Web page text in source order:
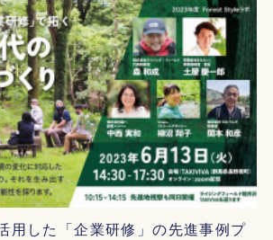
用した「企業研修」の先進事例プ